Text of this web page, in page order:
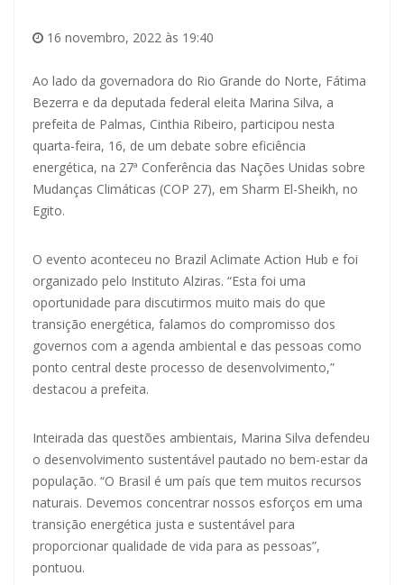
16 novembro, 2022 às 19:40
Ao lado da governadora do Rio Grande do Norte, Fátima
Bezerra e da deputada federal eleita Marina Silva, a
prefeita de Palmas, Cinthia Ribeiro, participou nesta
quarta-feira, 16, de um debate sobre eficiência
energética, na 27ª Conferência das Nações Unidas sobre
Mudanças Climáticas (COP 27), em Sharm El-Sheikh, no
Egito.
O evento aconteceu no Brazil Aclimate Action Hub e foi
organizado pelo Instituto Alziras. “Esta foi uma
oportunidade para discutirmos muito mais do que
transição energética, falamos do compromisso dos
governos com a agenda ambiental e das pessoas como
ponto central deste processo de desenvolvimento,”
destacou a prefeita.
Inteirada das questões ambientais, Marina Silva defendeu
o desenvolvimento sustentável pautado no bem-estar da
população. “O Brasil é um país que tem muitos recursos
naturais. Devemos concentrar nossos esforços em uma
transição energética justa e sustentável para
proporcionar qualidade de vida para as pessoas”,
pontuou.